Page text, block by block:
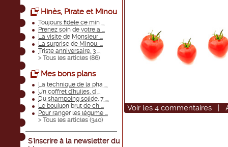
Hinès, Pirate et Minou
Toujours fidèle ce min ...
Prenez soin de votre a ...
La visite de Monsieur ...
La surprise de Minou, ...
Triste anniversaire, 3 ...
> Tous les articles (86)
Mes bons plans
La technique de la pha ...
Un coffret d'huiles, d ...
Du shampoing solide, 7 ...
Le bouillon brut de ch ...
Pour ranger les légume ...
> Tous les articles (340)
S'inscrire à la newsletter du
Voir les 4 commentaires |